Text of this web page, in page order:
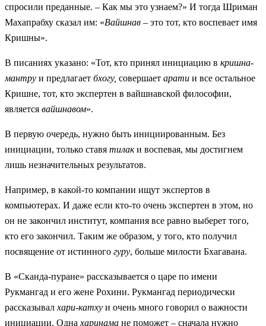
спросили преданные. – Как мы это узнаем?» И тогда Шриман
Махапрабху сказал им: «Вайшнав – это тот, кто воспевает имя
Кришны».
В писаниях указано: «Тот, кто принял инициацию в кришна-
мантру и предлагает бхогу, совершает арати и все остальное
Кришне, тот, кто экспертен в вайшнавской философии,
является вайшнавом».
В первую очередь, нужно быть инициированным. Без
инициации, только ставя тилаки воспевая, мы достигнем
лишь незначительных результатов.
Например, в какой-то компании ищут экспертов в
компьютерах. И даже если кто-то очень экспертен в этом, но
он не закончил институт, компания все равно выберет того,
кто его закончил. Таким же образом, у того, кто получил
посвящение от истинного гуру, больше милости Бхагавана.
В «Сканда-пуране» рассказывается о царе по имени
Рукмангад и его жене Рохини. Рукмангад периодически
рассказывал хари-катху и очень много говорил о важности
инициации. Одна харинама не поможет – сначала нужно